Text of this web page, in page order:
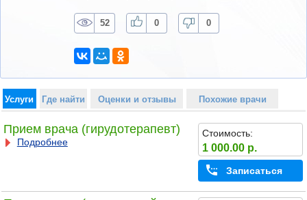
52 0 0
Услуги Где найти Оценки и отзывы Похожие врачи
Прием врача (гирудотерапевт)
Подробнее
Стоимость:
1 000.00 р.
Записаться